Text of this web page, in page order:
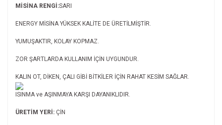
MİSİNA RENGİ:SARI
ENERGY MİSİNA YÜKSEK KALİTE DE ÜRETİLMİŞTİR.
YUMUŞAKTIR, KOLAY KOPMAZ.
ZOR ŞARTLARDA KULLANIM İÇİN UYGUNDUR.
KALIN OT, DİKEN, ÇALI GİBİ BİTKİLER İÇİN RAHAT KESİM SAĞLAR.
ISINMA ve AŞINMAYA KARŞI DAYANIKLIDIR.
ÜRETİM YERİ: ÇİN